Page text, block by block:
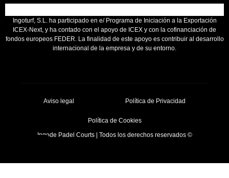
Ingoturf, S.L. ha participado en e/ Programa de Iniciación a la Exportación
ICEX-Next, y ha contado con el apoyo de ICEX y con la cofinanciación de
fondos europeos FEDER. La finalidad de este apoyo es contribuir al desarrollo
internacional de la empresa y de su entorno.
Aviso legal Política de Privacidad
Política de Cookies
Ingode Padel Courts | Todos los derechos reservados ©